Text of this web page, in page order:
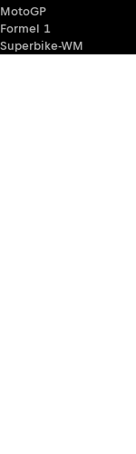
MotoGP
Formel 1
Superbike-WM